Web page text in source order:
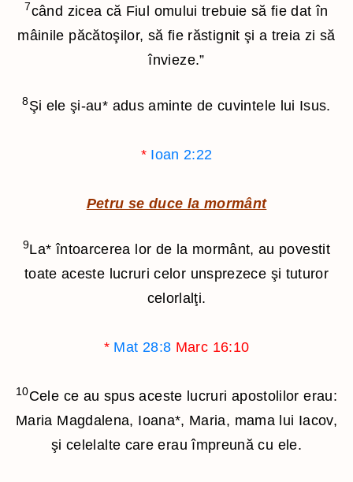
7când zicea că Fiul omului trebuie să fie dat în
mâinile păcătoşilor, să fie răstignit şi a treia zi să
învieze.”
8Şi ele şi-au* adus aminte de cuvintele lui Isus.
* Ioan 2:22
Petru se duce la mormânt
9La* întoarcerea lor de la mormânt, au povestit
toate aceste lucruri celor unsprezece şi tuturor
celorlalţi.
* Mat 28:8 Marc 16:10
10Cele ce au spus aceste lucruri apostolilor erau:
Maria Magdalena, Ioana*, Maria, mama lui Iacov,
şi celelalte care erau împreună cu ele.